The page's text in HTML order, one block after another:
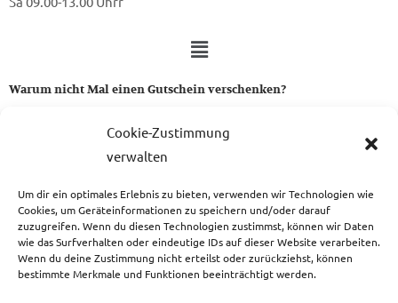
Cookie-Zustimmung
verwalten
Um dir ein optimales Erlebnis zu bieten, verwenden wir Technologien wie
Cookies, um Geräteinformationen zu speichern und/oder darauf
zuzugreifen. Wenn du diesen Technologien zustimmst, können wir Daten
wie das Surfverhalten oder eindeutige IDs auf dieser Website verarbeiten.
Wenn du deine Zustimmung nicht erteilst oder zurückziehst, können
bestimmte Merkmale und Funktionen beeinträchtigt werden.
Warum nicht Mal einen Gutschein verschenken?
Ein Gutschein von uns ist das perfekte Geschenk für alle Stoff-
zum Gutschein
Copyright © 2026 Das Atelier